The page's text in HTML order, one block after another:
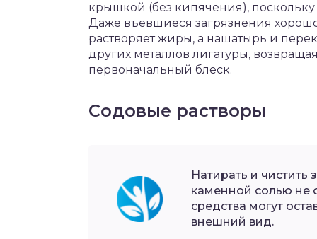
крышкой (без кипячения),
Даже въевшиеся загрязнения
растворяет жиры, а нашатырь и
других металлов лигатуры,
первоначальный блеск.
Содовые растворы
Натирать и
каменной солью не
средства могут
внешний вид.